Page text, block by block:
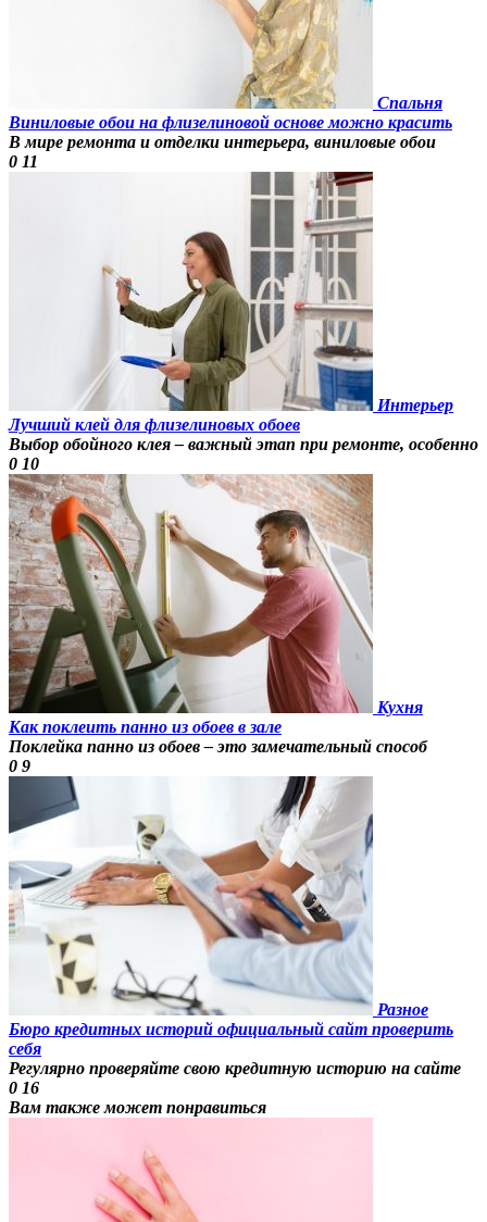
Спальня
Виниловые обои на флизелиновой основе можно красить
В мире ремонта и отделки интерьера, виниловые обои
0 11
Интерьер
Лучший клей для флизелиновых обоев
Выбор обойного клея – важный этап при ремонте, особенно
0 10
Кухня
Как поклеить панно из обоев в зале
Поклейка панно из обоев – это замечательный способ
0 9
Разное
Бюро кредитных историй официальный сайт проверить
себя
Регулярно проверяйте свою кредитную историю на сайте
0 16
Вам также может понравиться